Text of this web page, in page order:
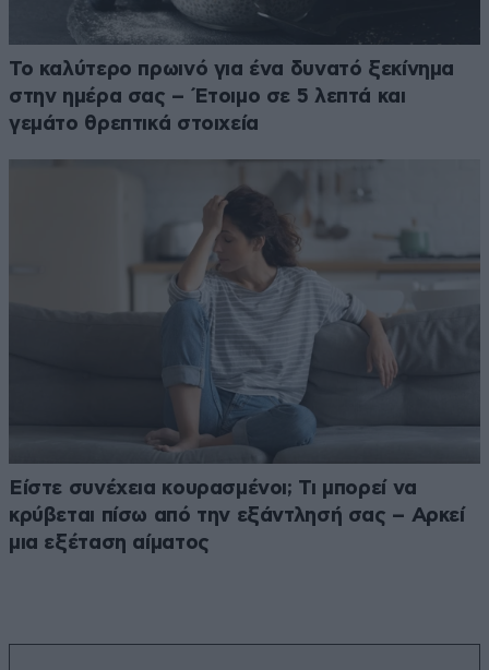
Το καλύτερο πρωινό για ένα δυνατό ξεκίνημα
στην ημέρα σας – Έτοιμο σε 5 λεπτά και
γεμάτο θρεπτικά στοιχεία
Είστε συνέχεια κουρασμένοι; Τι μπορεί να
κρύβεται πίσω από την εξάντλησή σας – Αρκεί
μια εξέταση αίματος